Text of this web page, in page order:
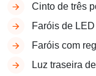
Cinto de três
Faróis de LED
Faróis com
Luz traseira